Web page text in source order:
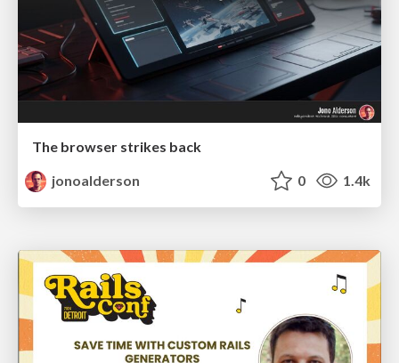
The browser strikes back
jonoalderson
0 1.4k